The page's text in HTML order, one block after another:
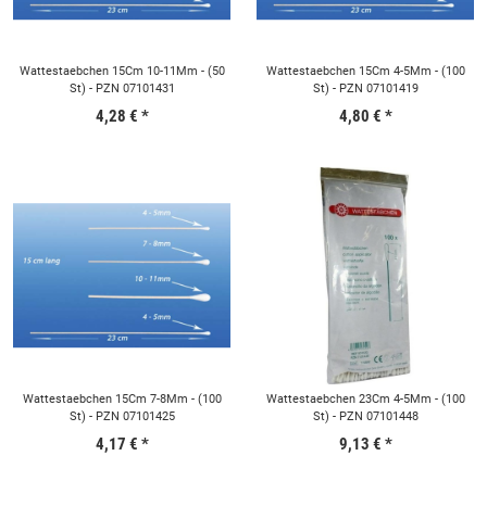
Wattestaebchen 15Cm 10-11Mm - (50
St) - PZN 07101431
4,28 € *
Wattestaebchen 15Cm 4-5Mm - (100
St) - PZN 07101419
4,80 € *
Wattestaebchen 15Cm 7-8Mm - (100
St) - PZN 07101425
4,17 € *
Wattestaebchen 23Cm 4-5Mm - (100
St) - PZN 07101448
9,13 € *